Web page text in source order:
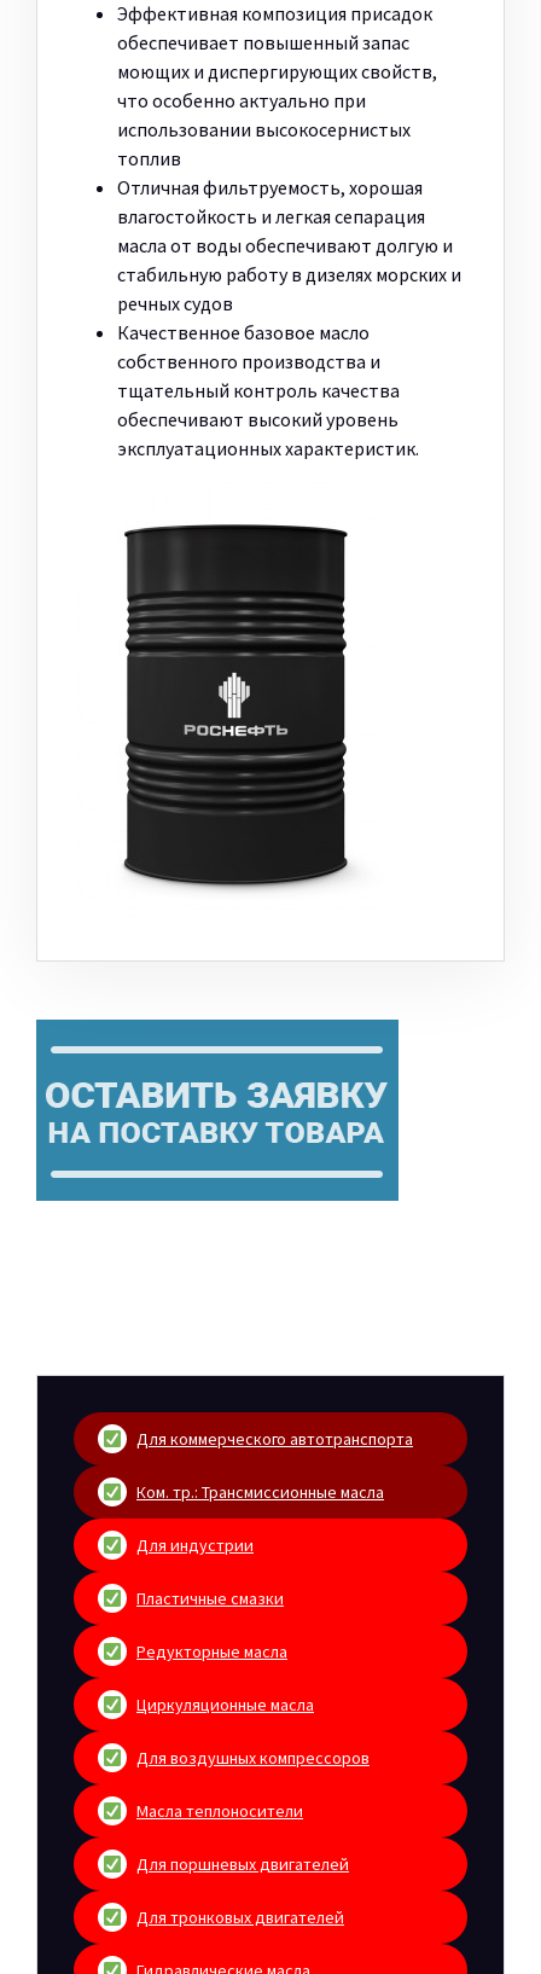
Эффективная композиция присадок
обеспечивает повышенный запас
моющих и диспергирующих свойств,
что особенно актуально при
использовании высокосернистых
топлив
Отличная фильтруемость, хорошая
влагостойкость и легкая сепарация
масла от воды обеспечивают долгую и
стабильную работу в дизелях морских и
речных судов
Качественное базовое масло
собственного производства и
тщательный контроль качества
обеспечивают высокий уровень
эксплуатационных характеристик.
Для коммерческого автотранспорта
Ком. тр.: Трансмиссионные масла
Для индустрии
Пластичные смазки
Редукторные масла
Циркуляционные масла
Для воздушных компрессоров
Масла теплоносители
Для поршневых двигателей
Для тронковых двигателей